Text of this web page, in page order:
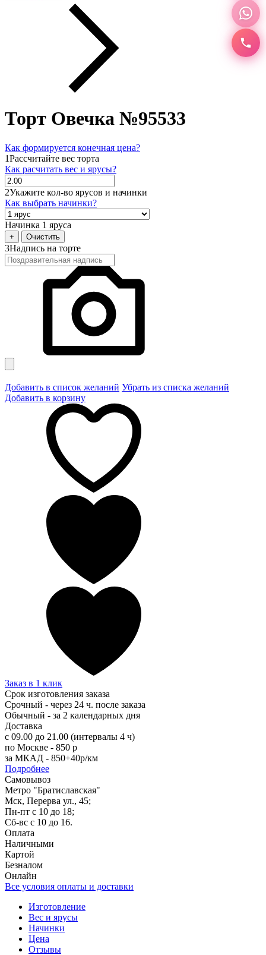
Торт Овечка №95533
Как формируется конечная цена?
1Рассчитайте вес торта
Как расчитать вес и ярусы?
2Укажите кол-во ярусов и начинки
Как выбрать начинки?
Начинка 1 яруса
+ Очистить
3Надпись на торте
Добавить в список желаний Убрать из списка желаний
Добавить в корзину
Заказ в 1 клик
Срок изготовления заказа
Срочный - через 24 ч. после заказа
Обычный - за 2 календарных дня
Доставка
с 09.00 до 21.00 (интервалы 4 ч)
по Москве - 850 р
за МКАД - 850+40р/км
Подробнее
Самовывоз
Метро "Братиславская"
Мск, Перерва ул., 45;
Пн-пт с 10 до 18;
Сб-вс с 10 до 16.
Оплата
Наличными
Картой
Безналом
Онлайн
Все условия оплаты и доставки
Изготовление
Вес и ярусы
Начинки
Цена
Отзывы